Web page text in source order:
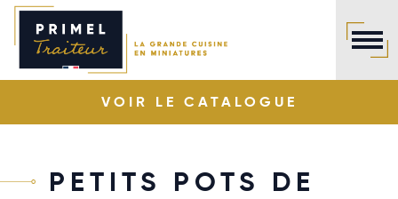
Panneau de gestion des cookies
VOIR LE CATALOGUE
PETITS POTS DE